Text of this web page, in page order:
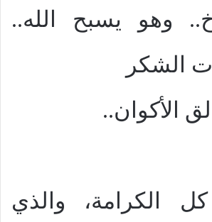
وهو يسبح الله..
الشكر
الأكوان..
الكرامة، والذي